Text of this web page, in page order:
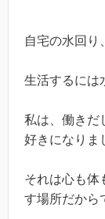
自宅の水回り
生活するには
私は、働きだ
好きになりま
それは心も体
す場所だから